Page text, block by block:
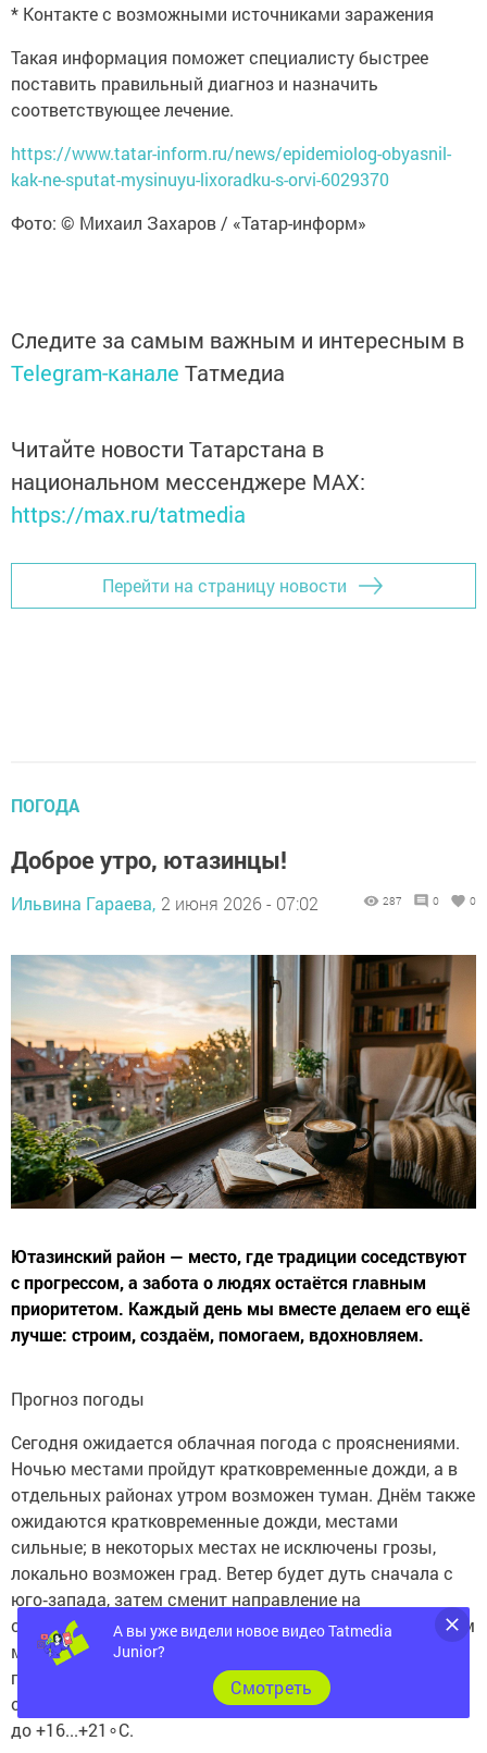
* Контакте с возможными источниками заражения
Такая информация поможет специалисту быстрее
поставить правильный диагноз и назначить
соответствующее лечение.
https://www.tatar-inform.ru/news/epidemiolog-obyasnil-
kak-ne-sputat-mysinuyu-lixoradku-s-orvi-6029370
Фото: © Михаил Захаров / «Татар-информ»
Следите за самым важным и интересным в
Telegram-канале Татмедиа
Читайте новости Татарстана в
национальном мессенджере MАХ:
https://max.ru/tatmedia
Перейти на страницу новости
ПОГОДА
Доброе утро, ютазинцы!
Ильвина Гараева, 2 июня 2026 - 07:02 287 0 0
Ютазинский район — место, где традиции соседствуют
с прогрессом, а забота о людях остаётся главным
приоритетом. Каждый день мы вместе делаем его ещё
лучше: строим, создаём, помогаем, вдохновляем.
Прогноз погоды
Сегодня ожидается облачная погода с прояснениями.
Ночью местами пройдут кратковременные дожди, а в
отдельных районах утром возможен туман. Днём также
ожидаются кратковременные дожди, местами
сильные; в некоторых местах не исключены грозы,
локально возможен град. Ветер будет дуть сначала с
юго‑запада, затем сменит направление на
северо‑западное, его скорость составит 5–10 м/с, днём
местами возможны кратковременные усиления с
порывами до 15–18 м/с. Температура воздуха ночью
ожидается в пределах от +6 до +11∘C, днём потеплеет
до +16...+21∘C.
А вы уже видели новое видео Tatmedia
Junior?
Cмотреть